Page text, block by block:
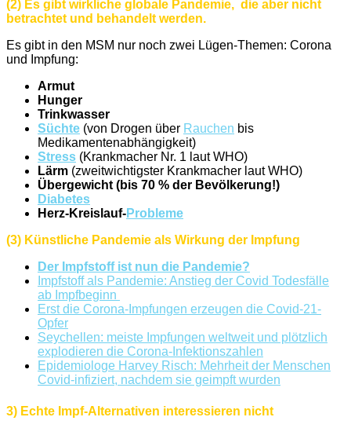
(2) Es gibt wirkliche globale Pandemie, die aber nicht
betrachtet und behandelt werden.
Es gibt in den MSM nur noch zwei Lügen-Themen: Corona
und Impfung:
Armut
Hunger
Trinkwasser
Süchte (von Drogen über Rauchen bis
Medikamentenabhängigkeit)
Stress (Krankmacher Nr. 1 laut WHO)
Lärm (zweitwichtigster Krankmacher laut WHO)
Übergewicht (bis 70 % der Bevölkerung!)
Diabetes
Herz-Kreislauf-Probleme
(3) Künstliche Pandemie als Wirkung der Impfung
Der Impfstoff ist nun die Pandemie?
Impfstoff als Pandemie: Anstieg der Covid Todesfälle
ab Impfbeginn
Erst die Corona-Impfungen erzeugen die Covid-21-
Opfer
Seychellen: meiste Impfungen weltweit und plötzlich
explodieren die Corona-Infektionszahlen
Epidemiologe Harvey Risch: Mehrheit der Menschen
Covid-infiziert, nachdem sie geimpft wurden
3) Echte Impf-Alternativen interessieren nicht